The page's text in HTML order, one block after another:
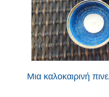
Μια καλοκαιρινή